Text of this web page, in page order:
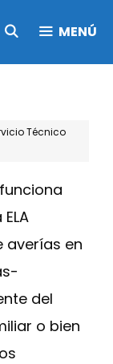
MENÚ
Técnico
averías en
del
o bien